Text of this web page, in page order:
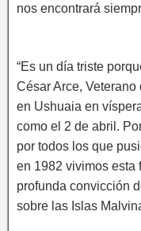
nos encontrará
“Es un día triste
César Arce,
en Ushuaia en
como el 2 de abril.
por todos los que
en 1982 vivimos esta
profunda convicción
sobre las Islas